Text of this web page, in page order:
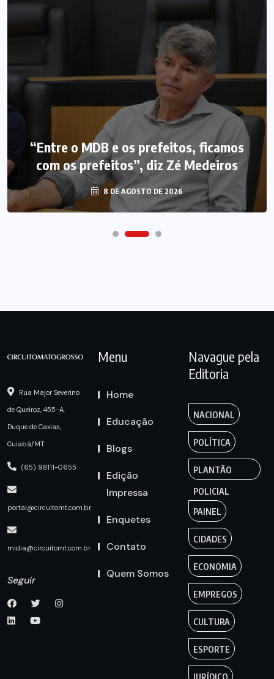
“Entre o MDB e os prefeitos, ficamos
com os prefeitos”, diz Zé Medeiros
8 DE AGOSTO DE 2026
Rua Major Severino
de Queiroz, 455-A,
Duque de Caxias,
Cuiabá/MT
(65) 98111-0655
portal@circuitomt.com.br
midia@circuitomt.com.br
Seguir
Menu
Home
Educação
Blogs
Edição
Impressa
Enquetes
Contato
Quem Somos
Navague pela
Editoria
NACIONAL
POLÍTICA
PLANTÃO
POLICIAL
PAINEL
CIDADES
ECONOMIA
EMPREGOS
CULTURA
ESPORTE
JURÍDICO